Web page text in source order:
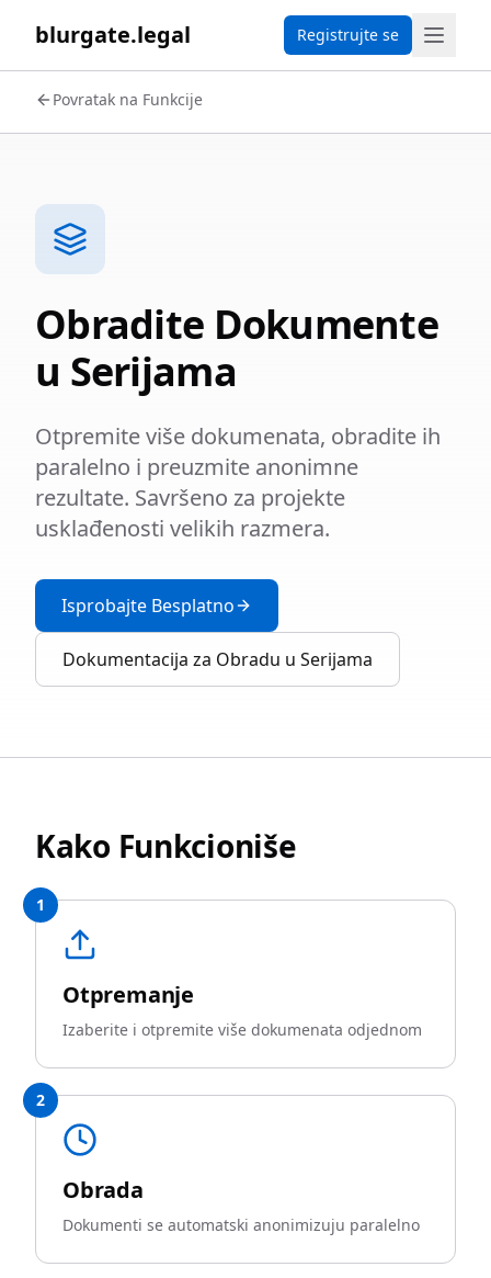
blurgate.legal Registrujte se
Povratak na Funkcije
Obradite Dokumente
u Serijama
Otpremite više dokumenata, obradite ih
paralelno i preuzmite anonimne
rezultate. Savršeno za projekte
usklađenosti velikih razmera.
Isprobajte Besplatno
Dokumentacija za Obradu u Serijama
Kako Funkcioniše
1
Otpremanje
Izaberite i otpremite više dokumenata odjednom
2
Obrada
Dokumenti se automatski anonimizuju paralelno